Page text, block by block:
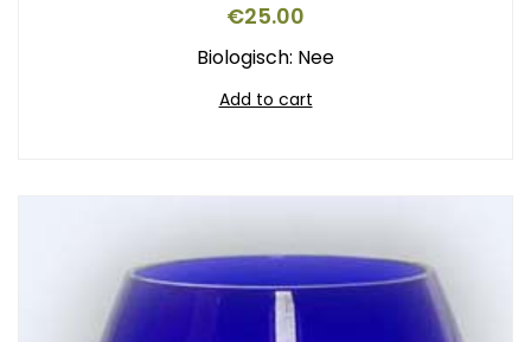
€25.00
Biologisch: Nee
Add to cart